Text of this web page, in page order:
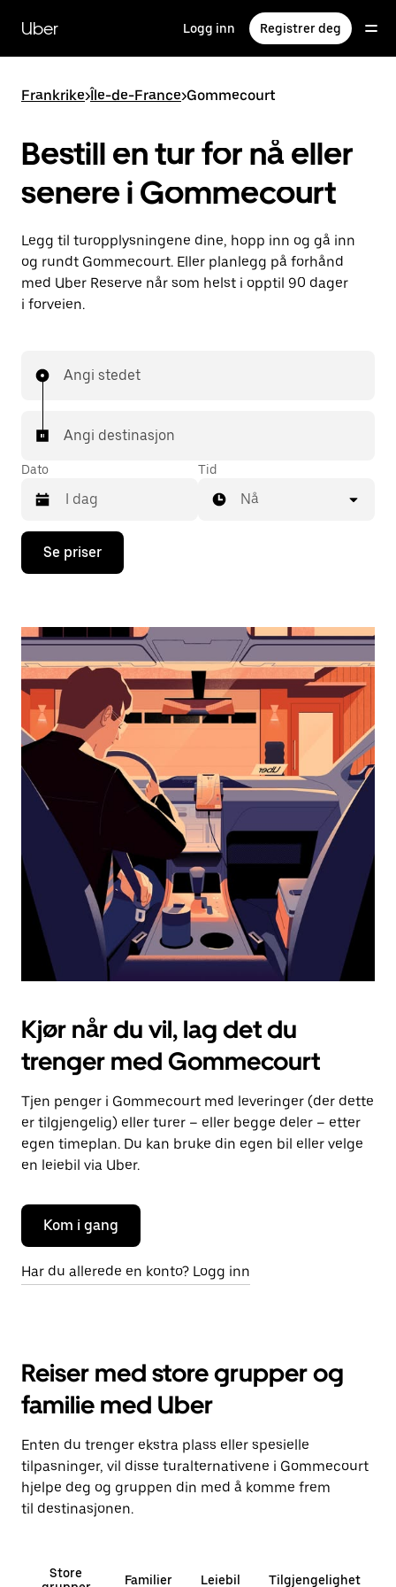
hovedinnholdet
Uber Logg inn Registrer deg
Frankrike>Île-de-France>Gommecourt
Bestill en tur for nå eller
senere i Gommecourt
Legg til turopplysningene dine, hopp inn og gå inn
og rundt Gommecourt. Eller planlegg på forhånd
med Uber Reserve når som helst i opptil 90 dager
i forveien.
Angi stedet
Angi destinasjon
Dato
Trykk
piltast
åpne
og
velge
dato.
Trykk
på
Esc-
knappen
kalenderen.
Tid
Nå
Se priser
Kjør når du vil, lag det du
trenger med Gommecourt
Tjen penger i Gommecourt med leveringer (der dette
er tilgjengelig) eller turer – eller begge deler – etter
egen timeplan. Du kan bruke din egen bil eller velge
en leiebil via Uber.
Kom i gang
Har du allerede en konto? Logg inn
Reiser med store grupper og
familie med Uber
Enten du trenger ekstra plass eller spesielle
tilpasninger, vil disse turalternativene i Gommecourt
hjelpe deg og gruppen din med å komme frem
til destinasjonen.
Store
Familier Leiebil Tilgjengelighet